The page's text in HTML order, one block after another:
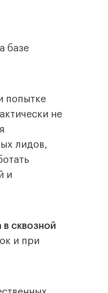
базе
попытке
не
лидов,
и
сквозной
и при